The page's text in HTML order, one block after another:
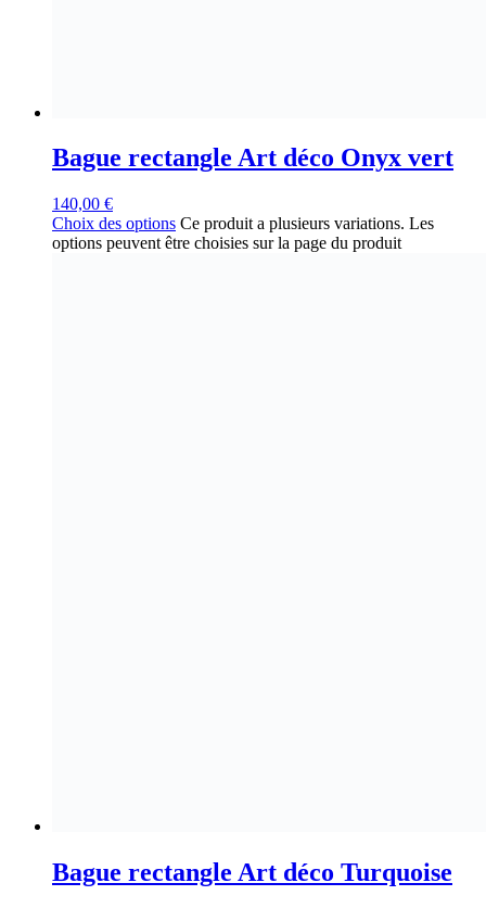
Bague rectangle Art déco Onyx vert
140,00 €
Choix des options Ce produit a plusieurs variations. Les
options peuvent être choisies sur la page du produit
Bague rectangle Art déco Turquoise